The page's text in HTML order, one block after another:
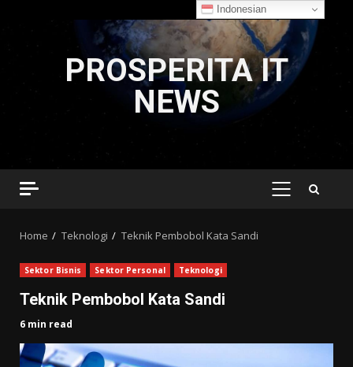
PROSPERITA IT
NEWS
PRIMARY
Home Teknologi Teknik Pembobol Kata Sandi
Sektor Bisnis Sektor Personal Teknologi
Teknik Pembobol Kata Sandi
6 min read
Indonesian